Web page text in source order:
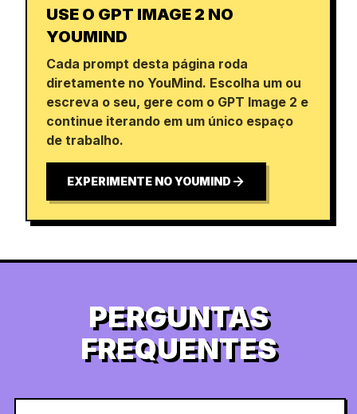
USE O GPT IMAGE 2 NO
YOUMIND
Cada prompt desta página roda
diretamente no YouMind. Escolha um ou
escreva o seu, gere com o GPT Image 2 e
continue iterando em um único espaço
de trabalho.
EXPERIMENTE NO YOUMIND
PERGUNTAS
FREQUENTES